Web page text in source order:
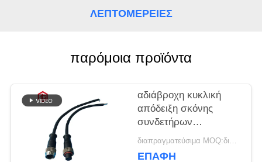
ΛΕΠΤΟΜΈΡΕΙΕΣ
παρόμοια προϊόντα
αδιάβροχη κυκλική
απόδειξη σκόνης
συνδετήρων
αισθητήρων IP68 20A διαπραγματεύσιμα MOQ:διαπραγματεύσιμος
ΕΠΑΦΉ